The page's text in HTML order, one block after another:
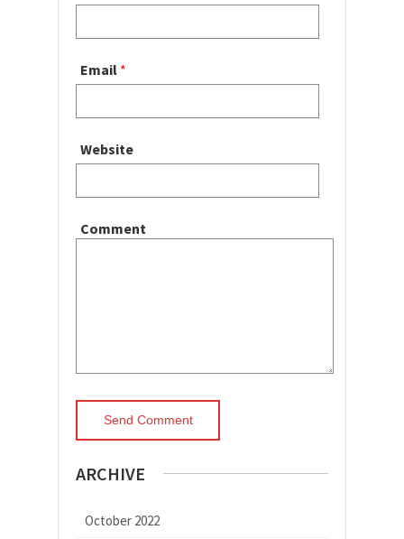
Email *
Website
Comment
ARCHIVE
October 2022